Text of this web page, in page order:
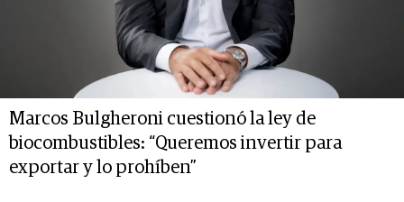
Marcos Bulgheroni cuestionó la ley de
biocombustibles: “Queremos invertir para
exportar y lo prohíben”